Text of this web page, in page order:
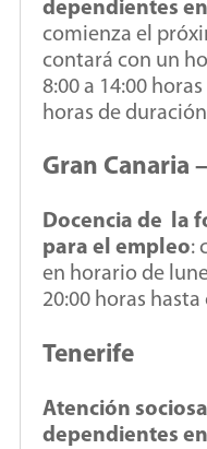
dependientes
comienza el
contará con un
8:00 a 14:00
horas de
Gran Canaria
Docencia de la
para el empleo:
en horario de
20:00 horas
Tenerife
Atención
dependientes